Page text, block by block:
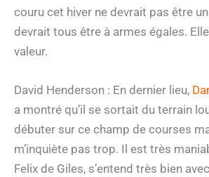
couru cet hiver ne devrait pas être
devrait tous être à armes égales.
valeur.
David Henderson : En dernier lieu,
a montré qu’il se sortait du terrain
débuter sur ce champ de courses
m’inquiète pas trop. Il est très
Felix de Giles, s’entend très bien